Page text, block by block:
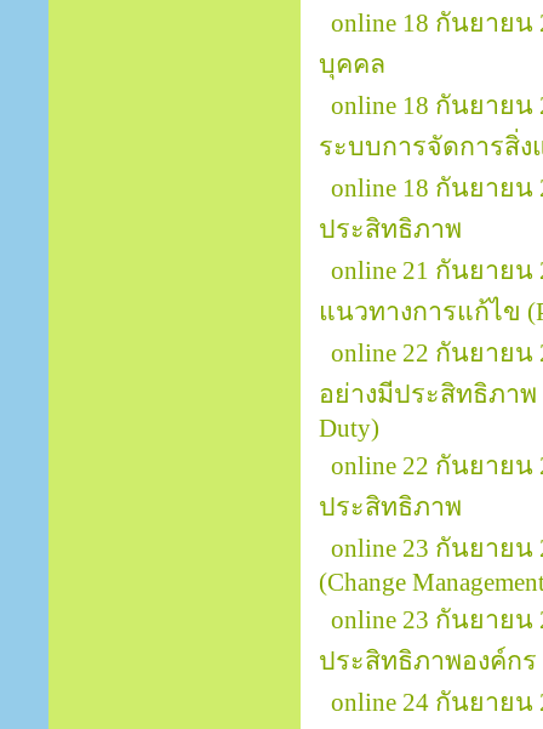
online 18 กันยาย
บุคคล
online 18 กันยายน
ระบบการจัดการสิ่ง
online 18 กันยายน
ประสิทธิภาพ
online 21 กันยาย
แนวทางการแก้ไข
online 22 กันยาย
อย่างมีประสิทธิภาพ
Duty)
online 22 กันยาย
ประสิทธิภาพ
online 23 กันยาย
(Change
online 23 กันยาย
ประสิทธิภาพองค์กร
online 24 กันยาย